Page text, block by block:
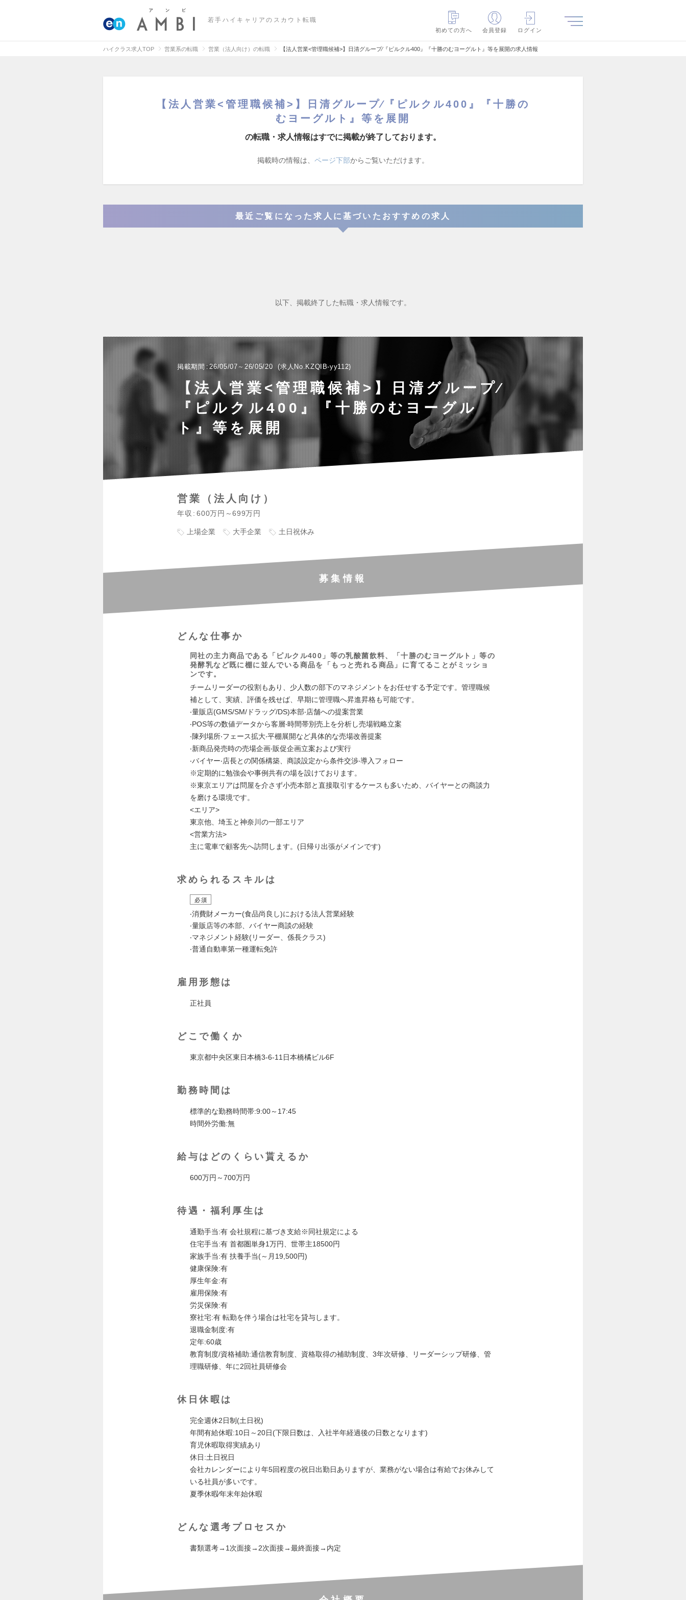
若手ハイキャリアのスカウト転職
初めての方へ
会員登録 ログイン
ハイクラス求人TOP 営業系の転職 営業（法人向け）の転職 【法人営業<管理職候補>】日清グループ∕『ピルクル400』『十勝のむヨーグルト』等を展開の求人情報
【法人営業<管理職候補>】日清グループ∕『ピルクル400』『十勝の
むヨーグルト』等を展開
の転職・求人情報はすでに掲載が終了しております。
掲載時の情報は、 ページ下部からご覧いただけます。
最近ご覧になった求人に基づいたおすすめの求人
以下、掲載終了した転職・求人情報です。
掲載期間 26/05/07～26/05/20 求人No.KZQIB-yy112
【法人営業<管理職候補>】日清グループ∕
『ピルクル400』『十勝のむヨーグル
ト』等を展開
営業（法人向け）
年収 600万円～699万円
上場企業 大手企業 土日祝休み
募集情報
どんな仕事か
同社の主力商品である「ピルクル400」等の乳酸菌飲料、「十勝のむヨーグルト」等の
発酵乳など既に棚に並んでいる商品を「もっと売れる商品」に育てることがミッショ
ンです。
チームリーダーの役割もあり、少人数の部下のマネジメントをお任せする予定です。管理職候
補として、実績、評価を残せば、早期に管理職へ昇進昇格も可能です。
‧量販店(GMS/SM/ドラッグ/DS)本部‧店舗への提案営業
‧POS等の数値データから客層‧時間帯別売上を分析し売場戦略立案
‧陳列場所‧フェース拡大‧平棚展開など具体的な売場改善提案
‧新商品発売時の売場企画‧販促企画立案および実行
‧バイヤー‧店⻑との関係構築、商談設定から条件交渉‧導入フォロー
※定期的に勉強会や事例共有の場を設けております。
※東京エリアは問屋を介さず小売本部と直接取引するケースも多いため、バイヤーとの商談力
を磨ける環境です。
<エリア>
東京他、埼玉と神奈川の一部エリア
<営業方法>
主に電車で顧客先へ訪問します。(日帰り出張がメインです)
求められるスキルは
必須
‧消費財メーカー(食品尚良し)における法人営業経験
‧量販店等の本部、バイヤー商談の経験
‧マネジメント経験(リーダー、係⻑クラス)
‧普通自動車第一種運転免許
雇用形態は
正社員
どこで働くか
東京都中央区東日本橋3-6-11日本橋橘ビル6F
勤務時間は
標準的な勤務時間帯:9:00～17:45
時間外労働:無
給与はどのくらい貰えるか
600万円～700万円
待遇・福利厚生は
通勤手当:有 会社規程に基づき支給※同社規定による
住宅手当:有 首都圏単身1万円、世帯主18500円
家族手当:有 扶養手当(～月19,500円)
健康保険:有
厚生年金:有
雇用保険:有
労災保険:有
寮社宅:有 転勤を伴う場合は社宅を貸与します。
退職金制度:有
定年:60歳
教育制度/資格補助:通信教育制度、資格取得の補助制度、3年次研修、リーダーシップ研修、管
理職研修、年に2回社員研修会
休日休暇は
完全週休2日制(土日祝)
年間有給休暇:10日～20日(下限日数は、入社半年経過後の日数となります)
育児休暇取得実績あり
休日:土日祝日
会社カレンダーにより年5回程度の祝日出勤日ありますが、業務がない場合は有給でお休みして
いる社員が多いです。
夏季休暇∕年末年始休暇
どんな選考プロセスか
書類選考→1次面接→2次面接→最終面接→内定